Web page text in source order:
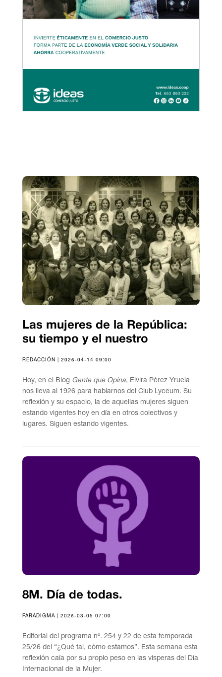
Las mujeres de la República:
su tiempo y el nuestro
REDACCIÓN | 2026-04-14 09:00
Hoy, en el Blog Gente que Opina, Elvira Pérez Yruela
nos lleva al 1926 para hablarnos del Club Lyceum. Su
reflexión y su espacio, la de aquellas mujeres siguen
estando vigentes hoy en día en otros colectivos y
lugares. Siguen estando vigentes.
8M. Día de todas.
PARADIGMA | 2026-03-05 07:00
Editorial del programa nº. 254 y 22 de esta temporada
25/26 del “¿Qué tal, cómo estamos”. Esta semana esta
reflexión caía por su propio peso en las vísperas del Día
Internacional de la Mujer.